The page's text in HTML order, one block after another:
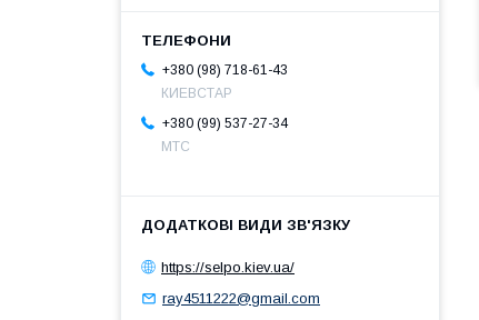
+380 (98) 718-61-43
КИЕВСТАР
+380 (99) 537-27-34
МТС
https://selpo.kiev.ua/
ray4511222@gmail.com